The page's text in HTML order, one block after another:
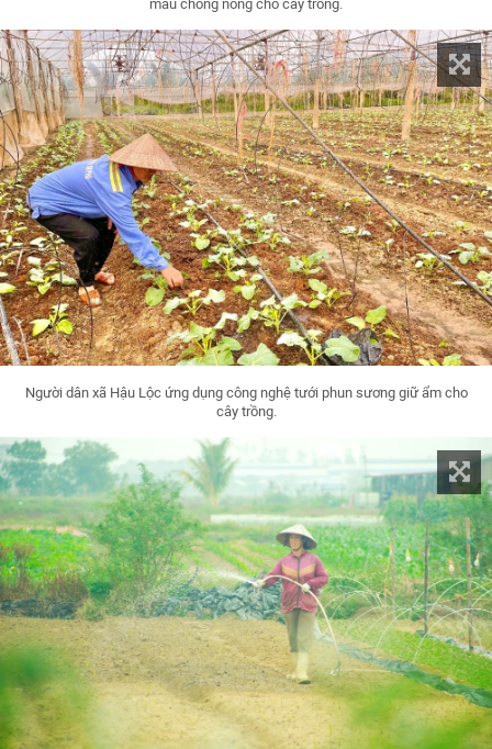
màu chống nóng cho cây trồng.
Người dân xã Hậu Lộc ứng dụng công nghệ tưới phun sương giữ ẩm cho
cây trồng.